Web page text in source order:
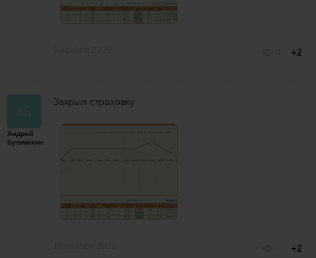
+2
Андрей
Бушмакин
Закрыл страховку
+2